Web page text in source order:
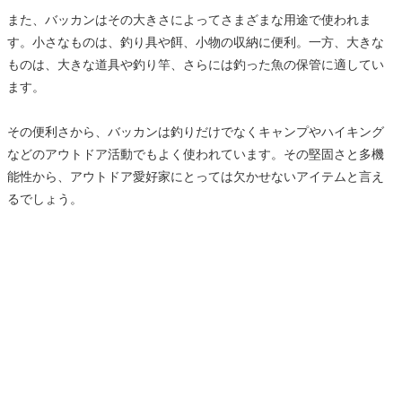
また、バッカンはその大きさによってさまざまな用途で使われま
す。小さなものは、釣り具や餌、小物の収納に便利。一方、大きな
ものは、大きな道具や釣り竿、さらには釣った魚の保管に適してい
ます。
その便利さから、バッカンは釣りだけでなくキャンプやハイキング
などのアウトドア活動でもよく使われています。その堅固さと多機
能性から、アウトドア愛好家にとっては欠かせないアイテムと言え
るでしょう。